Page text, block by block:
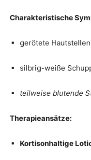
Charakteristische
gerötete Hautstellen
silbrig-weiße
teilweise blutende
Therapieansätze:
Kortisonhaltige